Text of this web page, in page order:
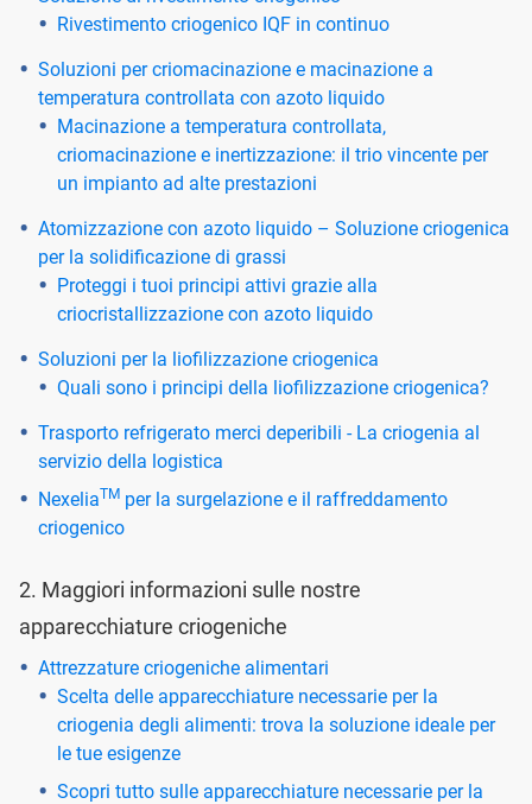
Rivestimento criogenico IQF in continuo
Soluzioni per criomacinazione e macinazione a
temperatura controllata con azoto liquido
Macinazione a temperatura controllata,
criomacinazione e inertizzazione: il trio vincente per
un impianto ad alte prestazioni
Atomizzazione con azoto liquido – Soluzione criogenica
per la solidificazione di grassi
Proteggi i tuoi principi attivi grazie alla
criocristallizzazione con azoto liquido
Soluzioni per la liofilizzazione criogenica
Quali sono i principi della liofilizzazione criogenica?
Trasporto refrigerato merci deperibili - La criogenia al
servizio della logistica
NexeliaTM per la surgelazione e il raffreddamento
criogenico
2. Maggiori informazioni sulle nostre
apparecchiature criogeniche
Attrezzature criogeniche alimentari
Scelta delle apparecchiature necessarie per la
criogenia degli alimenti: trova la soluzione ideale per
le tue esigenze
Scopri tutto sulle apparecchiature necessarie per la